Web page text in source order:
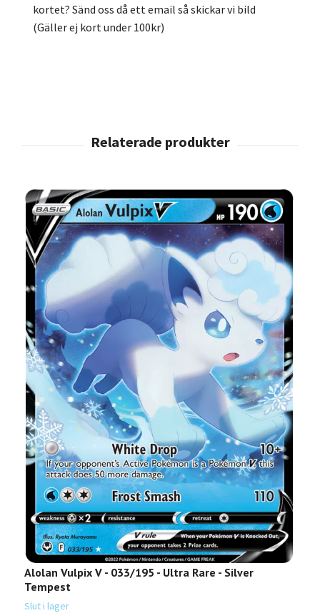
kortet? Sänd oss då ett email så skickar vi bild
(Gäller ej kort under 100kr)
Alolan Vulpix V - 033/195 - Ultra Rare - Silver
Tempest
Slut i lager